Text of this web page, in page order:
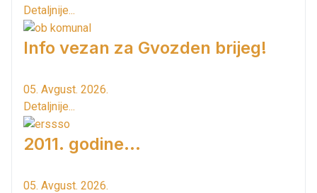
Detaljnije...
Info vezan za Gvozden brijeg!
05. Avgust. 2026.
Detaljnije...
2011. godine...
05. Avgust. 2026.